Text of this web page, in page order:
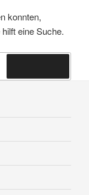
konnten,
eine Suche.